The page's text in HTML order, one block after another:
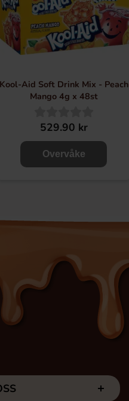
Kool-Aid Soft Drink Mix - Peach
Mango 4g x 48st
529.90 kr
Overvåke